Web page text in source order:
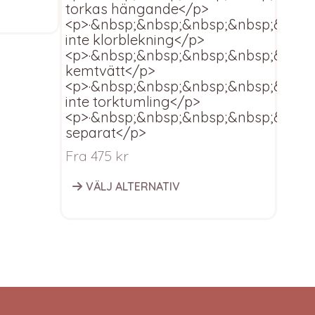
torkas hängande</p>
inte klorblekning</p>
kemtvätt</p>
inte torktumling</p>
separat</p>
Fra 475 kr
VÄLJ ALTERNATIV